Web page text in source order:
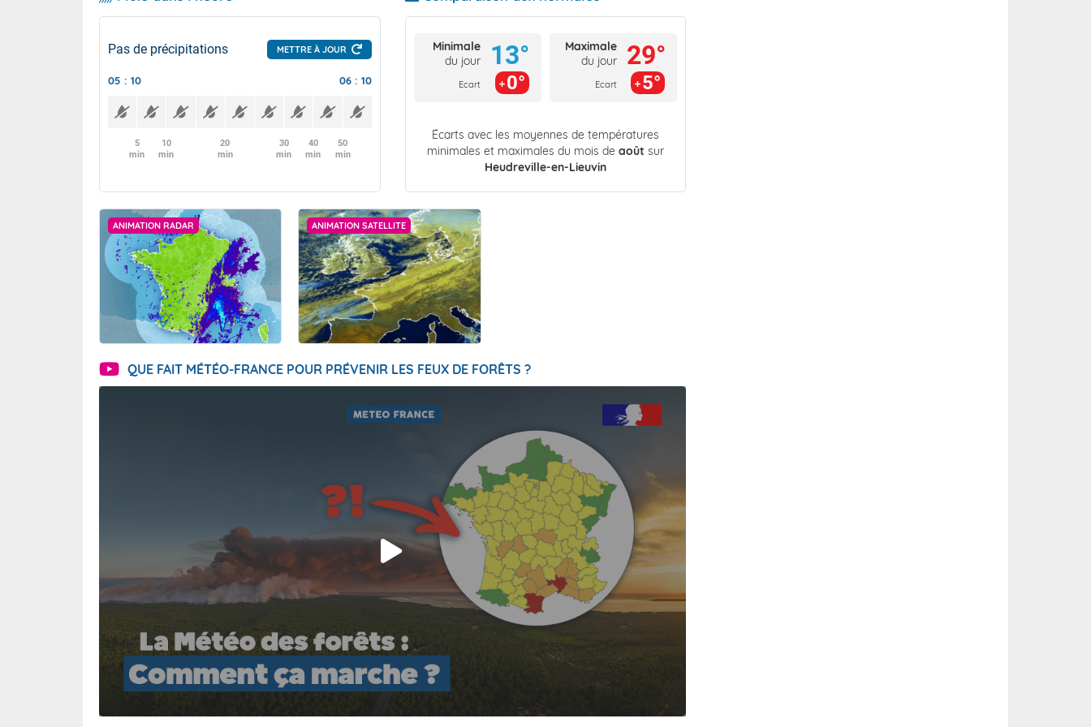
Pas de précipitations METTRE À JOUR
05 : 10 06 : 10
5
min
10
min
20
min
30
min
40
min
50
min
Minimale
du jour
Ecart
13°
0°
Maximale
du jour
Ecart
29°
5°
Écarts avec les moyennes de températures
minimales et maximales du mois de août sur
Heudreville-en-Lieuvin
ANIMATION RADAR ANIMATION SATELLITE
QUE FAIT MÉTÉO-FRANCE POUR PRÉVENIR LES FEUX DE FORÊTS ?